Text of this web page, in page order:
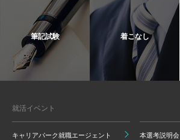
筆記試験 着こなし
就活イベント
キャリアパーク就職エージェント 本選考説明会